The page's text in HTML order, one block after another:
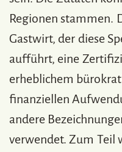
Regionen stammen.
Gastwirt, der diese
aufführt, eine
erheblichem
finanziellen
andere
verwendet. Zum Teil